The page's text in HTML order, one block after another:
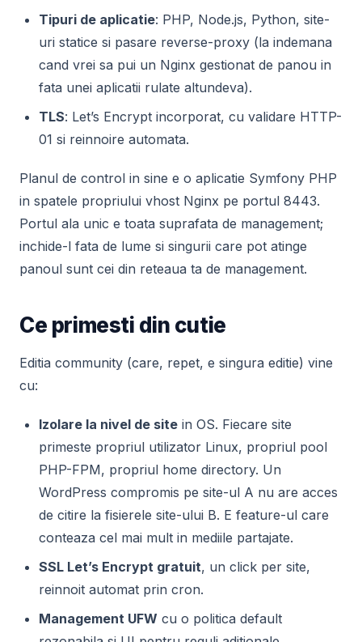
Tipuri de aplicatie: PHP, Node.js, Python, site-
uri statice si pasare reverse-proxy (la indemana
cand vrei sa pui un Nginx gestionat de panou in
fata unei aplicatii rulate altundeva).
TLS: Let’s Encrypt incorporat, cu validare HTTP-
01 si reinnoire automata.
Planul de control in sine e o aplicatie Symfony PHP
in spatele propriului vhost Nginx pe portul 8443.
Portul ala unic e toata suprafata de management;
inchide-l fata de lume si singurii care pot atinge
panoul sunt cei din reteaua ta de management.
Ce primesti din cutie
Editia community (care, repet, e singura editie) vine
cu:
Izolare la nivel de site in OS. Fiecare site
primeste propriul utilizator Linux, propriul pool
PHP-FPM, propriul home directory. Un
WordPress compromis pe site-ul A nu are acces
de citire la fisierele site-ului B. E feature-ul care
conteaza cel mai mult in mediile partajate.
SSL Let’s Encrypt gratuit, un click per site,
reinnoit automat prin cron.
Management UFW cu o politica default